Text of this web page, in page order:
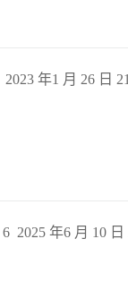
2023 年1 月 26 日
2025 年6 月 10 日
6